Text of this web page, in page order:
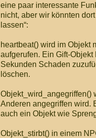
eine paar interessante
nicht, aber wir könnten
lassen“:
heartbeat() wird im Objekt
aufgerufen. Ein Gift-
Sekunden Schaden
löschen.
Objekt_wird_angegriffen()
Anderen angegriffen wird.
auch ein Objekt wie
Objekt_stirbt() in einem